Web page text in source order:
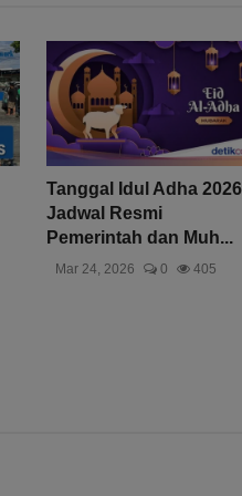
Tanggal Idul Adha
Jadwal Resmi
Pemerintah dan Muh...
Mar 24, 2026 0 405